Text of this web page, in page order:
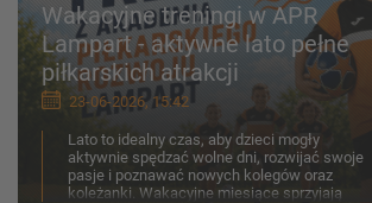
Wakacyjne treningi w APR
Lampart - aktywne lato pełne
piłkarskich atrakcji
23-06-2026, 15:42
Lato to idealny czas, aby dzieci mogły
aktywnie spędzać wolne dni, rozwijać swoje
pasje i poznawać nowych kolegów oraz
koleżanki. Wakacyjne miesiące sprzyjają